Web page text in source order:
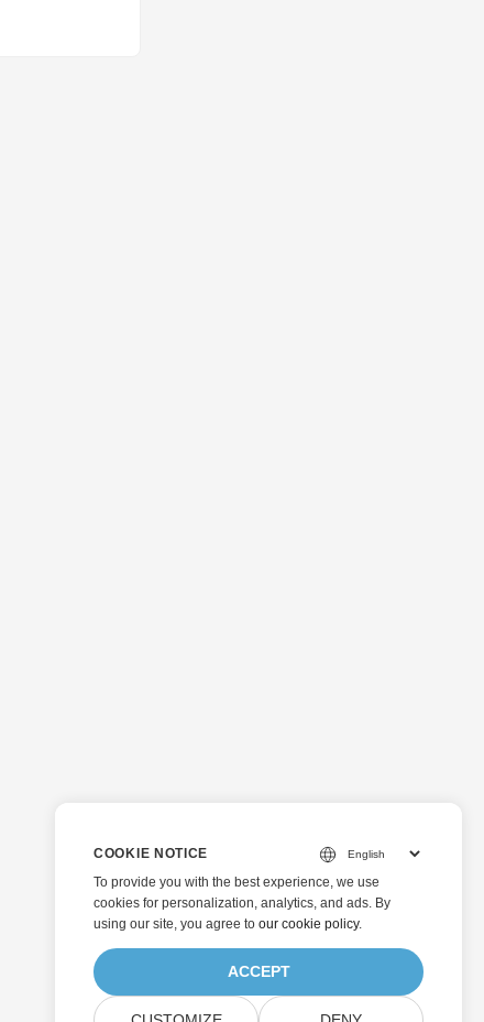
COOKIE NOTICE
To provide you with the best experience, we use
cookies for personalization, analytics, and ads. By
using our site, you agree to our cookie policy.
ACCEPT